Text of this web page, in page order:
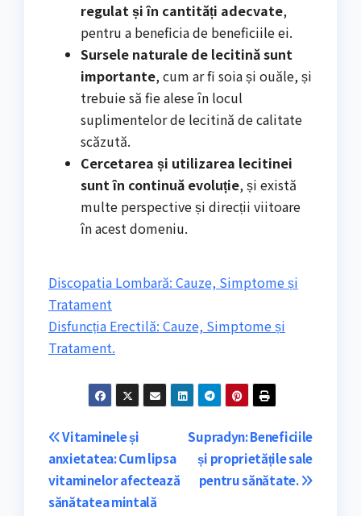
regulat și în cantități adecvate,
pentru a beneficia de beneficiile ei.
Sursele naturale de lecitină sunt
importante, cum ar fi soia și ouăle, și
trebuie să fie alese în locul
suplimentelor de lecitină de calitate
scăzută.
Cercetarea și utilizarea lecitinei
sunt în continuă evoluție, și există
multe perspective și direcții viitoare
în acest domeniu.
Discopatia Lombară: Cauze, Simptome și
Tratament
Disfuncția Erectilă: Cauze, Simptome și
Tratament.
Navigare
în
articole
Supradyn: Beneficiile
și proprietățile sale
pentru sănătate.
Vitaminele și
anxietatea: Cum lipsa
vitaminelor afectează
sănătatea mintală